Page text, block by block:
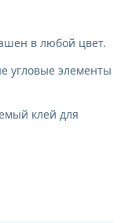
в любой цвет.
угловые элементы
клей для